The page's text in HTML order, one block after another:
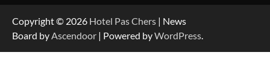
Copyright © 2026 Hotel Pas Chers | News
Board byAscendoor | Powered byWordPress.